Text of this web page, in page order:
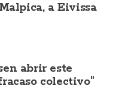
a Eivissa
abrir este
colectivo"